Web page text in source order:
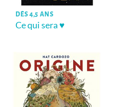
DÈS 4,5 ANS
Ce qui sera ♥